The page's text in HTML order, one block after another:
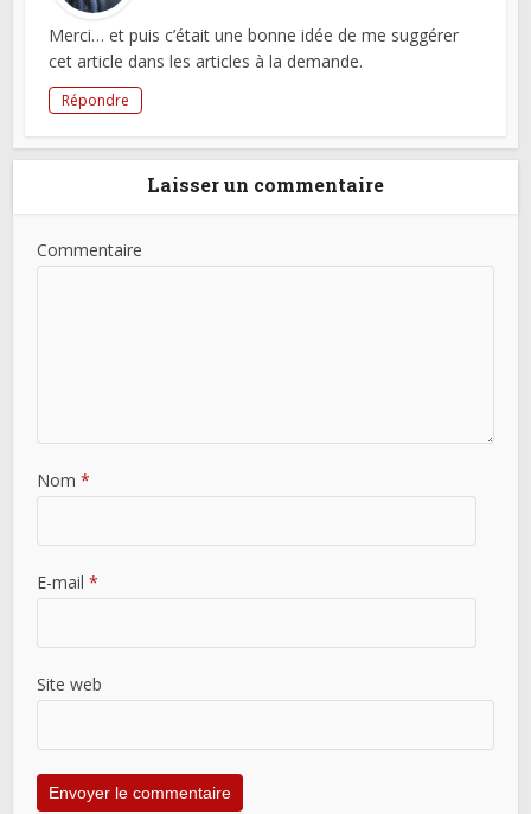
Merci… et puis c’était une bonne idée de me suggérer
cet article dans les articles à la demande.
Répondre
Laisser un commentaire
Commentaire
Nom*
E-mail*
Site web